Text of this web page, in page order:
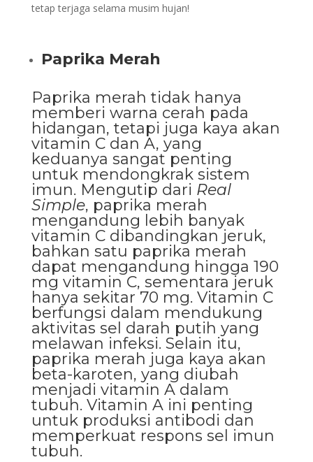
tetap terjaga selama musim hujan!
Paprika Merah
Paprika merah tidak hanya
memberi warna cerah pada
hidangan, tetapi juga kaya akan
vitamin C dan A, yang
keduanya sangat penting
untuk mendongkrak sistem
imun. Mengutip dari Real
Simple, paprika merah
mengandung lebih banyak
vitamin C dibandingkan jeruk,
bahkan satu paprika merah
dapat mengandung hingga 190
mg vitamin C, sementara jeruk
hanya sekitar 70 mg. Vitamin C
berfungsi dalam mendukung
aktivitas sel darah putih yang
melawan infeksi. Selain itu,
paprika merah juga kaya akan
beta-karoten, yang diubah
menjadi vitamin A dalam
tubuh. Vitamin A ini penting
untuk produksi antibodi dan
memperkuat respons sel imun
tubuh.